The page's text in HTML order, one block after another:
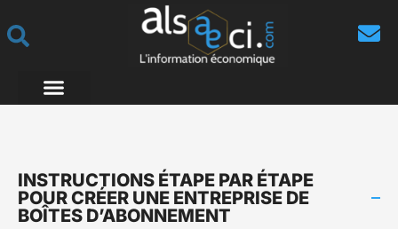
INSTRUCTIONS ÉTAPE PAR ÉTAPE
POUR CRÉER UNE ENTREPRISE DE
BOÎTES D’ABONNEMENT